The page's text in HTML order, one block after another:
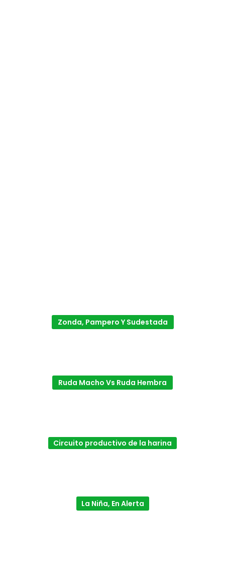
Zonda, Pampero Y Sudestada
Ruda Macho Vs Ruda Hembra
Circuito productivo de la harina
La Niña, En Alerta